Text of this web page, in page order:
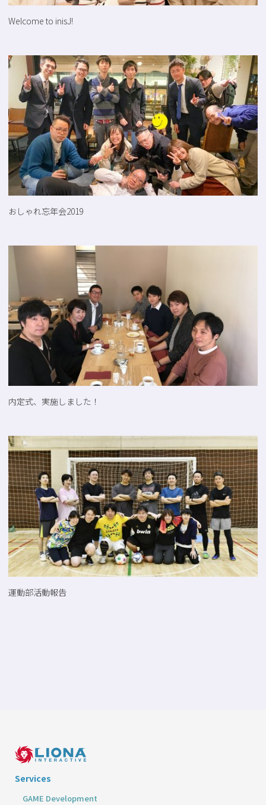
Welcome to inisJ!
おしゃれ忘年会2019
内定式、実施しました！
運動部活動報告
Services
GAME Development